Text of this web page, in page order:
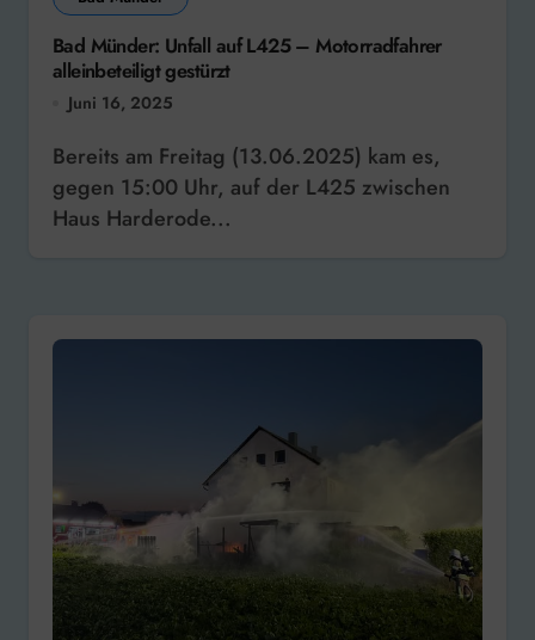
Bad Münder: Unfall auf L425 – Motorradfahrer
alleinbeteiligt gestürzt
Juni 16, 2025
Bereits am Freitag (13.06.2025) kam es,
gegen 15:00 Uhr, auf der L425 zwischen
Haus Harderode...